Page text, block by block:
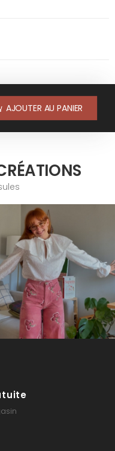
AJOUTER AU PANIER